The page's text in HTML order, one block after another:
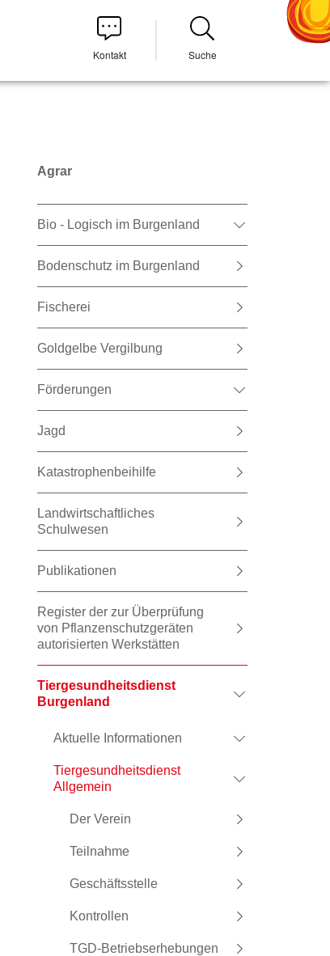
Kontakt Suche
Agrar
Bio - Logisch im Burgenland
Bodenschutz im Burgenland
Fischerei
Goldgelbe Vergilbung
Förderungen
Jagd
Katastrophenbeihilfe
Landwirtschaftliches
Schulwesen
Publikationen
Register der zur Überprüfung
von Pflanzenschutzgeräten
autorisierten Werkstätten
Tiergesundheitsdienst
Burgenland
Aktuelle Informationen
Tiergesundheitsdienst
Allgemein
Der Verein
Teilnahme
Geschäftsstelle
Kontrollen
TGD-Betriebserhebungen